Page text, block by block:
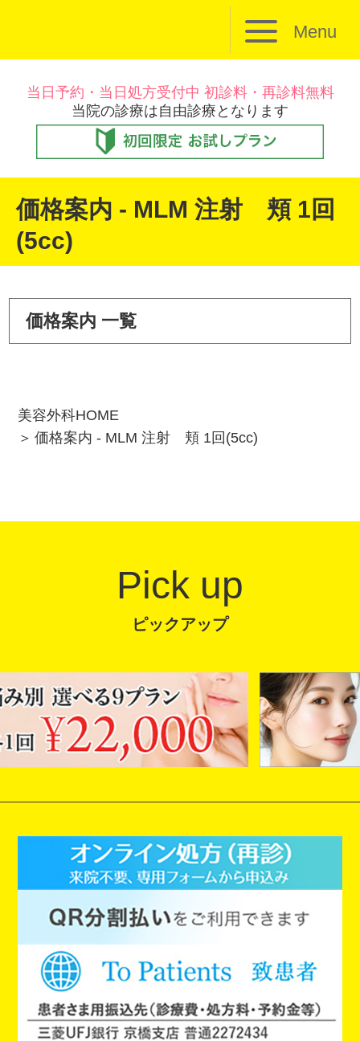
Menu
当日予約・当日処方受付中 初診料・再診料無料
当院の診療は自由診療となります
価格案内 - MLM 注射 頬 1回
(5cc)
価格案内 一覧
美容外科HOME
価格案内 - MLM 注射 頬 1回(5cc)
Pick up
ピックアップ